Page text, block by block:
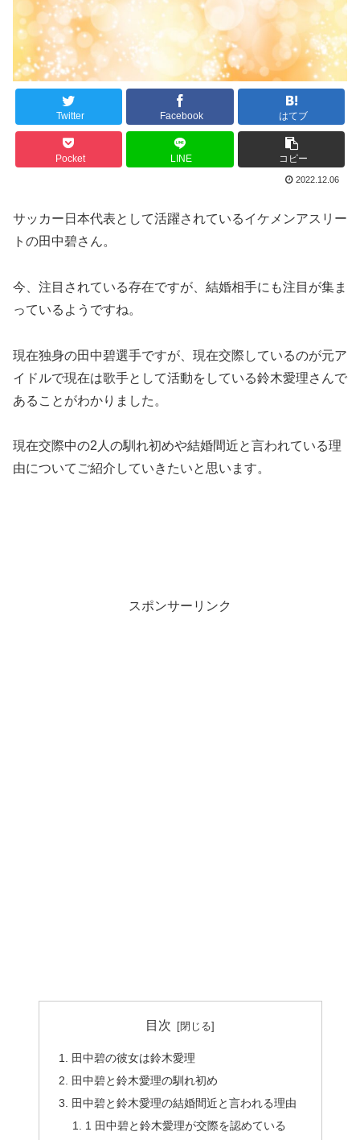
Twitter Facebook はてブ
Pocket LINE コピー
2022.12.06
サッカー日本代表として活躍されているイケメンアスリー
トの田中碧さん。
今、注目されている存在ですが、結婚相手にも注目が集ま
っているようですね。
現在独身の田中碧選手ですが、現在交際しているのが元ア
イドルで現在は歌手として活動をしている鈴木愛理さんで
あることがわかりました。
現在交際中の2人の馴れ初めや結婚間近と言われている理
由についてご紹介していきたいと思います。
スポンサーリンク
目次
田中碧の彼女は鈴木愛理
田中碧と鈴木愛理の馴れ初め
田中碧と鈴木愛理の結婚間近と言われる理由
1 田中碧と鈴木愛理が交際を認めている